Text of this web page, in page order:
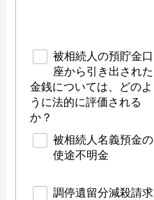
被相続人の預貯金口
座から引き出された
金銭については、どのよ
うに法的に評価される
か？
被相続人名義預金の
使途不明金
調停遺留分減殺請求